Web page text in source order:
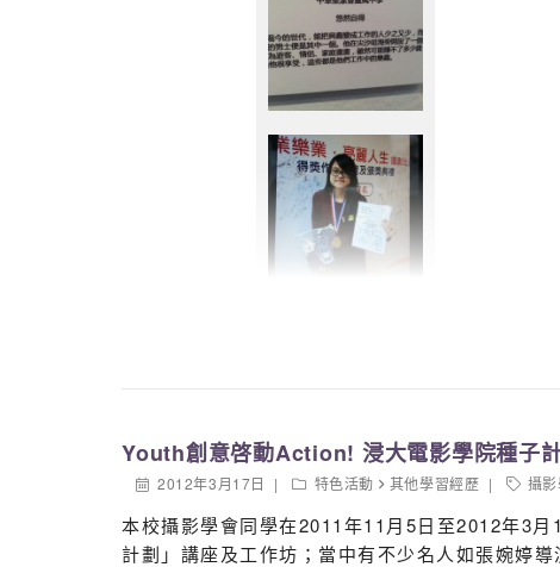
Youth創意啓動Action! 浸大電影學院種子
2012年3月17日 特色活動 其他學習經歷 攝
本校攝影學會同學在2011年11月5日至2012年3
計劃」講座及工作坊；當中有不少名人如張婉婷